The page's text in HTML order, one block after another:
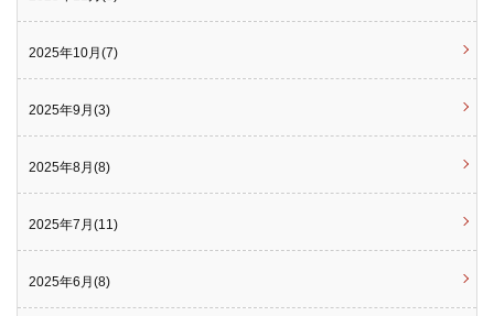
2025年10月(7)
2025年9月(3)
2025年8月(8)
2025年7月(11)
2025年6月(8)